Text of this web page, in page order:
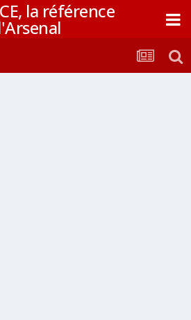
la référence